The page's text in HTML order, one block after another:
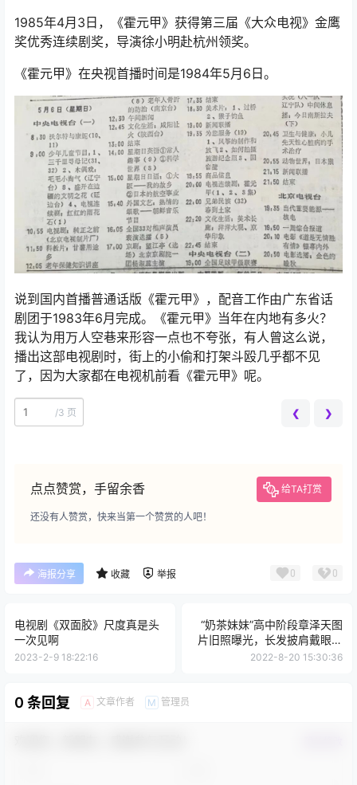
1985年4月3日，《霍元甲》获得第三届《大众电视》金鹰
奖优秀连续剧奖，导演徐小明赴杭州领奖。
《霍元甲》在央视首播时间是1984年5月6日。
说到国内首播普通话版《霍元甲》，配音工作由广东省话
剧团于1983年6月完成。《霍元甲》当年在内地有多火？
我认为用万人空巷来形容一点也不夸张，有人曾这么说，
播出这部电视剧时，街上的小偷和打架斗殴几乎都不见
了，因为大家都在电视机前看《霍元甲》呢。
/3 页 ❮ ❯
点点赞赏，手留余香 给TA打赏
还没有人赞赏，快来当第一个赞赏的人吧！
海报分享 收藏 举报 0 0
电视剧《双面胶》尺度真是头
一次见啊
2023-2-9 18:22:16
“奶茶妹妹”高中阶段章泽天图
片旧照曝光，长发披肩戴眼镜
文静甜美
2022-8-20 15:30:36
0 条回复 A 文章作者 M 管理员